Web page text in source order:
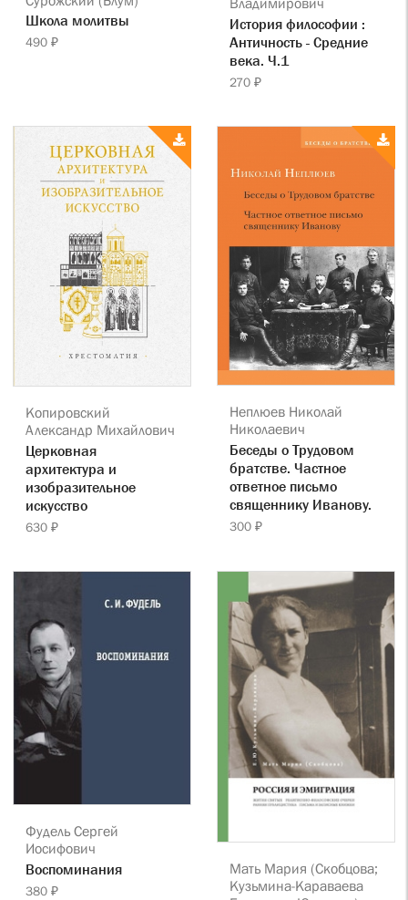
Школа молитвы
490 ₽
История философии :
Античность - Средние
века. Ч.1
270 ₽
Копировский
Александр Михайлович
Церковная
архитектура и
изобразительное
искусство
630 ₽
Неплюев Николай
Николаевич
Беседы о Трудовом
братстве. Частное
ответное письмо
священнику Иванову.
300 ₽
Фудель Сергей
Иосифович
Воспоминания
380 ₽
Мать Мария (Скобцова;
Кузьмина-Караваева